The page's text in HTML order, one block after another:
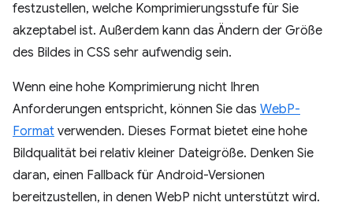
festzustellen, welche Komprimierungsstufe für Sie
akzeptabel ist. Außerdem kann das Ändern der Größe
des Bildes in CSS sehr aufwendig sein.
Wenn eine hohe Komprimierung nicht Ihren
Anforderungen entspricht, können Sie das WebP-
Format verwenden. Dieses Format bietet eine hohe
Bildqualität bei relativ kleiner Dateigröße. Denken Sie
daran, einen Fallback für Android-Versionen
bereitzustellen, in denen WebP nicht unterstützt wird.